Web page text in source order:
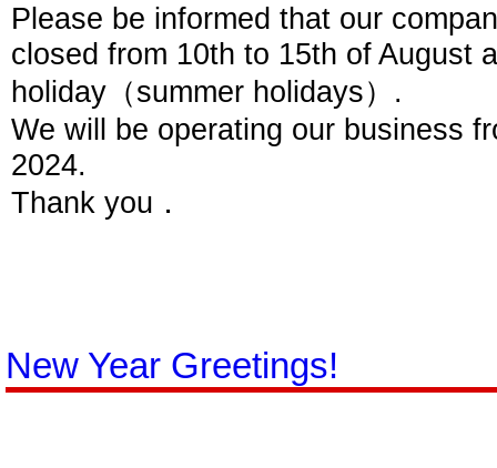
Please be informed that our
closed from 10th to 15th of August
holiday（summer holidays）.
We will be operating our business
2024.
Thank you．
New Year Greetings!